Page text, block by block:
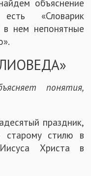
объяснение
«Словарик
нем непонятные
понятия,
праздник,
старому стилю в
Христа в